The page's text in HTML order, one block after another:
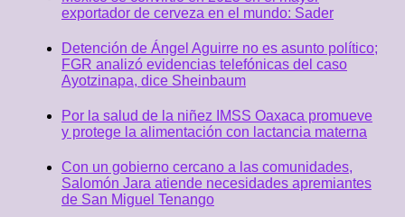
exportador de cerveza en el mundo: Sader
Detención de Ángel Aguirre no es asunto político;
FGR analizó evidencias telefónicas del caso
Ayotzinapa, dice Sheinbaum
Por la salud de la niñez IMSS Oaxaca promueve
y protege la alimentación con lactancia materna
Con un gobierno cercano a las comunidades,
Salomón Jara atiende necesidades apremiantes
de San Miguel Tenango